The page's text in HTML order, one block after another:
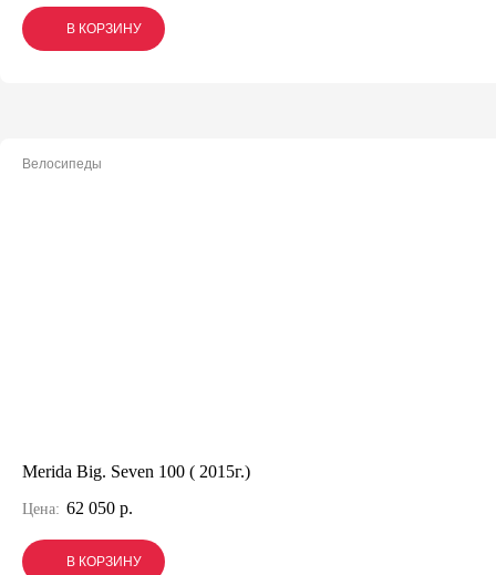
В КОРЗИНУ
В КОРЗИНУ
В КОРЗИНУ
Велосипеды
Merida Big. Seven 100 ( 2015г.)
Цена: 62 050 р.
В КОРЗИНУ
В КОРЗИНУ
В КОРЗИНУ